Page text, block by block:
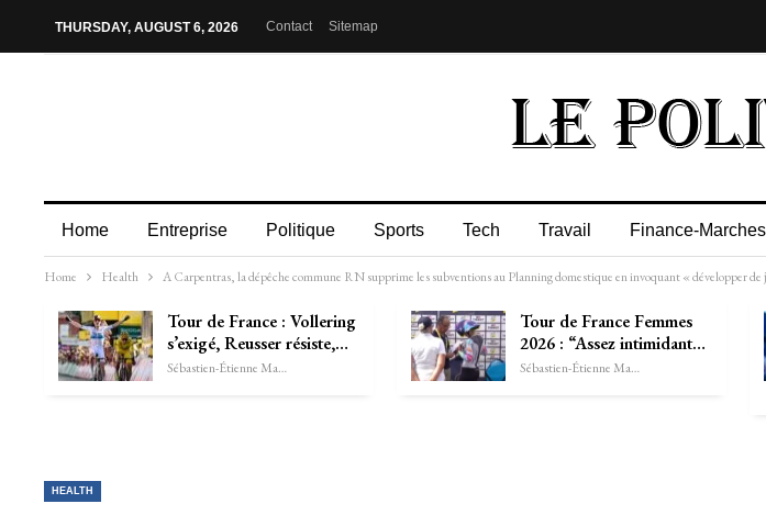
THURSDAY, AUGUST 6, 2026 Contact Sitemap
Home Entreprise Politique Sports Tech Travail Finance-Marches
Home Health A Carpentras, la dépêche commune RN supprime les subventions au Planning domestique en invoquant « développer de
Tour de France : Vollering
s’exigé, Reusser résiste,…
Sébastien-Étienne Marechal
Tour de France Femmes
2026 : “Assez intimidant…
Sébastien-Étienne Marechal
HEALTH